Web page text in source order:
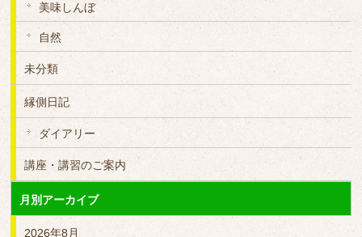
美味しんぼ
自然
未分類
縁側日記
ダイアリー
講座・講習のご案内
月別アーカイブ
2026年8月